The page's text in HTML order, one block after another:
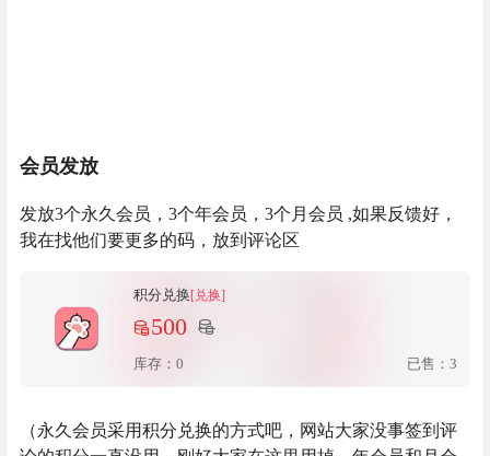
会员发放
发放3个永久会员，3个年会员，3个月会员 ,如果反馈好，
我在找他们要更多的码，放到评论区
积分兑换 [兑换]
500
库存：0 已售：3
（永久会员采用积分兑换的方式吧，网站大家没事签到评